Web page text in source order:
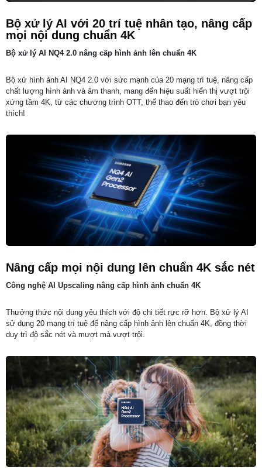
Bộ xử lý AI với 20 trí tuệ nhân tạo, nâng cấp
mọi nội dung chuẩn 4K
Bộ xử lý AI NQ4 2.0 nâng cấp hình ảnh lên chuẩn 4K
Bộ xử hình ảnh AI NQ4 2.0 với sức mạnh của 20 mạng trí tuệ, nâng cấp
chất lượng hình ảnh và âm thanh, mang đến hiệu suất hiển thị vượt trội
xứng tầm 4K, từ các chương trình OTT, thể thao đến trò chơi bạn yêu
thích!
Nâng cấp mọi nội dung lên chuẩn 4K sắc nét
Công nghệ AI Upscaling nâng cấp hình ảnh chuẩn 4K
Thưởng thức nội dung yêu thích với độ chi tiết rực rỡ hơn. Bộ xử lý AI
sử dụng 20 mạng trí tuệ để nâng cấp hình ảnh lên chuẩn 4K, đồng thời
duy trì độ sắc nét và mượt mà vượt trội.